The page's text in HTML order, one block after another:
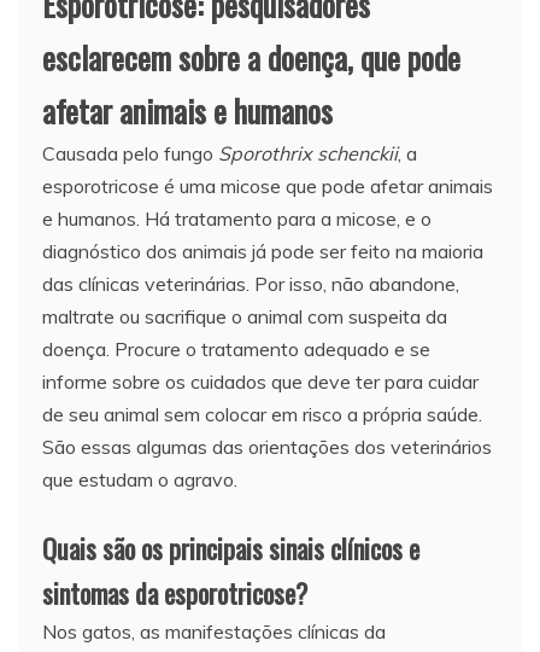
esclarecem sobre a doença, que pode
afetar animais e humanos
Causada pelo fungo Sporothrix schenckii, a
esporotricose é uma micose que pode afetar animais
e humanos. Há tratamento para a micose, e o
diagnóstico dos animais já pode ser feito na maioria
das clínicas veterinárias. Por isso, não abandone,
maltrate ou sacrifique o animal com suspeita da
doença. Procure o tratamento adequado e se
informe sobre os cuidados que deve ter para cuidar
de seu animal sem colocar em risco a própria saúde.
São essas algumas das orientações dos veterinários
que estudam o agravo.
Quais são os principais sinais clínicos e
sintomas da esporotricose?
Nos gatos, as manifestações clínicas da